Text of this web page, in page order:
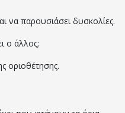
να παρουσιάσει δυσκολίες.
ο άλλος;
οριοθέτησης.